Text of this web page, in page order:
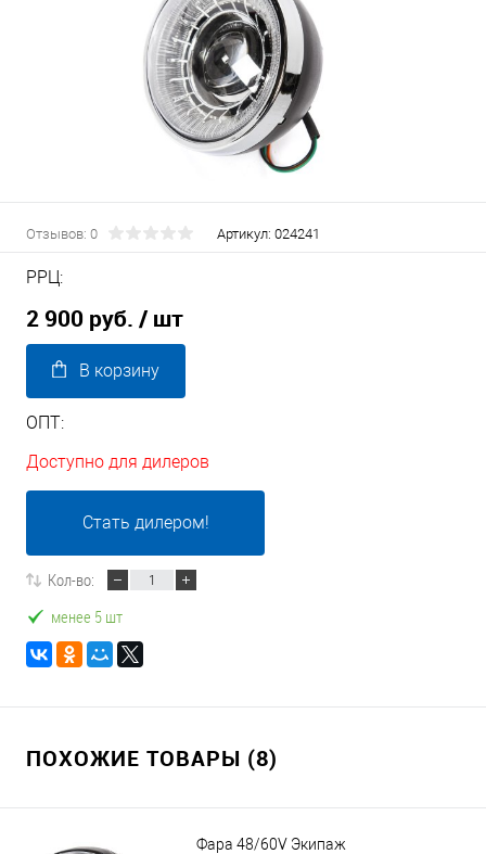
Отзывов: 0 Артикул: 024241
РРЦ:
2 900 руб. / шт
В корзину
ОПТ:
Доступно для дилеров
Стать дилером!
Кол-во:
менее 5 шт
ПОХОЖИЕ ТОВАРЫ (8)
Фара 48/60V Экипаж